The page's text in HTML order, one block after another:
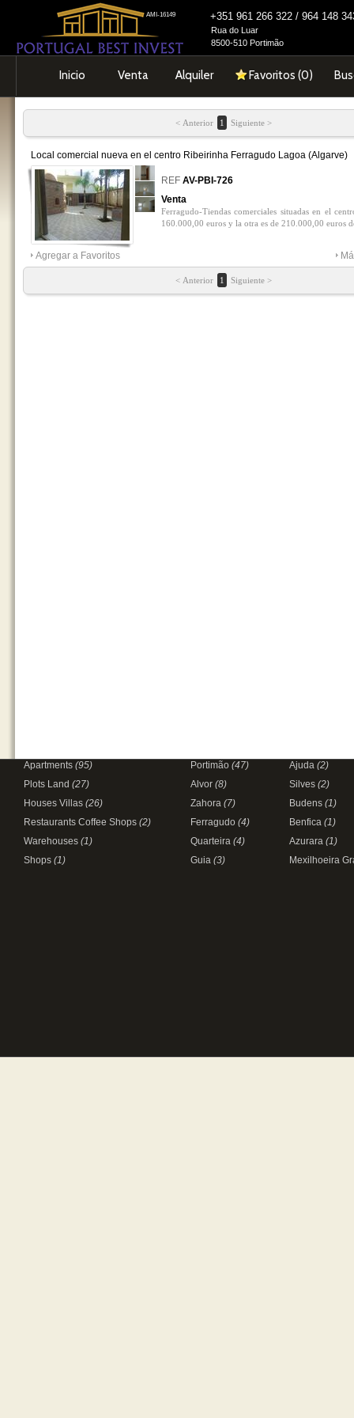
AMI-16149 +351 961 266 322 / 964 148
Rua do Luar
8500-510 Portimão
Inicio Venta Alquiler Favoritos (0)
< Anterior 1 Siguiente >
Local comercial nueva en el centro Ribeirinha Ferragudo Lagoa (Algarve)
0
REF AV-PBI-726
Venta
Ferragudo-Tiendas comerciales situadas en el
160.000,00 euros y la otra es de 210.000,00 euros
Agregar a Favoritos
< Anterior 1 Siguiente >
Apartments (95)
Plots Land (27)
Houses Villas (26)
Restaurants Coffee Shops (2)
Warehouses (1)
Shops (1)
Portimão (47)
Alvor (8)
Zahora (7)
Ferragudo (4)
Quarteira (4)
Guia (3)
Ajuda (2)
Silves (2)
Budens (1)
Benfica (1)
Azurara (1)
Mexilhoeira